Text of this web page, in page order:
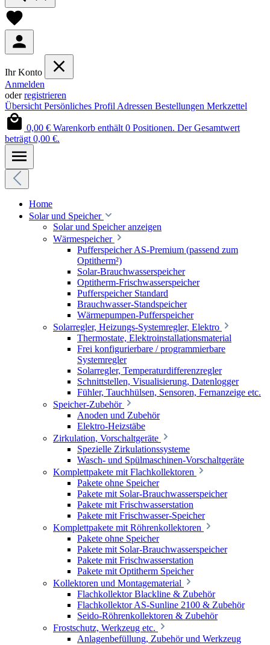
Ihr Konto
Anmelden
oderregistrieren
Übersicht Persönliches Profil Adressen Bestellungen Merkzettel
0,00 € Warenkorb enthält 0 Positionen. Der Gesamtwert
beträgt 0,00 €.
Home
Solar und Speicher
Solar und Speicher anzeigen
Wärmespeicher
Pufferspeicher AS-Premium (passend zum
Optitherm²)
Solar-Brauchwasserspeicher
Optitherm-Frischwasserspeicher
Pufferspeicher Standard
Brauchwasser-Standspeicher
Wärmepumpen-Pufferspeicher
Solarregler, Heizungs-Systemregler, Elektro
Thermostate, Elektroinstallationsmaterial
Frei konfigurierbare / programmierbare
Systemregler
Solarregler, Temperaturdifferenzregler
Schnittstellen, Visualisierung, Datenlogger
Fühler, Tauchhülsen, Sensoren, Fernanzeige etc.
Speicher-Zubehör
Anoden und Zubehör
Elektro-Heizstäbe
Zirkulation, Vorschaltgeräte
Spezielle Zirkulationssysteme
Wasch- und Spülmaschinen-Vorschaltgeräte
Komplettpakete mit Flachkollektoren
Pakete ohne Speicher
Pakete mit Solar-Brauchwasserspeicher
Pakete mit Frischwasserstation
Pakete mit Frischwasser-Speicher
Komplettpakete mit Röhrenkollektoren
Pakete ohne Speicher
Pakete mit Solar-Brauchwasserspeicher
Pakete mit Frischwasserstation
Pakete mit Optitherm Speicher
Kollektoren und Montagematerial
Flachkollektor Blackline & Zubehör
Flachkollektor AS-Sunline 2100 & Zubehör
Seido-Röhrenkollektoren & Zubehör
Frostschutz, Werkzeug etc.
Anlagenbefüllung, Zubehör und Werkzeug